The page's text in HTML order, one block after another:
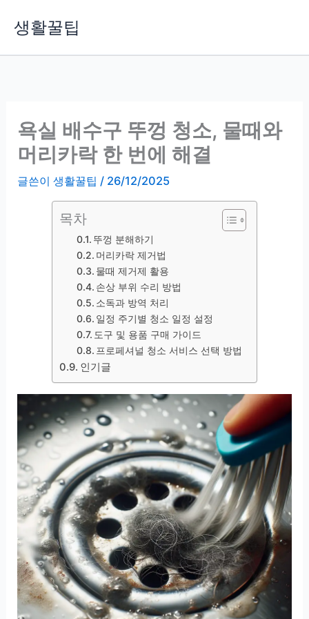
생활꿀팁
욕실 배수구 뚜껑 청소, 물때와
머리카락 한 번에 해결
글쓴이생활꿀팁 / 26/12/2025
목차
뚜껑 분해하기
머리카락 제거법
물때 제거제 활용
손상 부위 수리 방법
소독과 방역 처리
일정 주기별 청소 일정 설정
도구 및 용품 구매 가이드
프로페셔널 청소 서비스 선택 방법
인기글